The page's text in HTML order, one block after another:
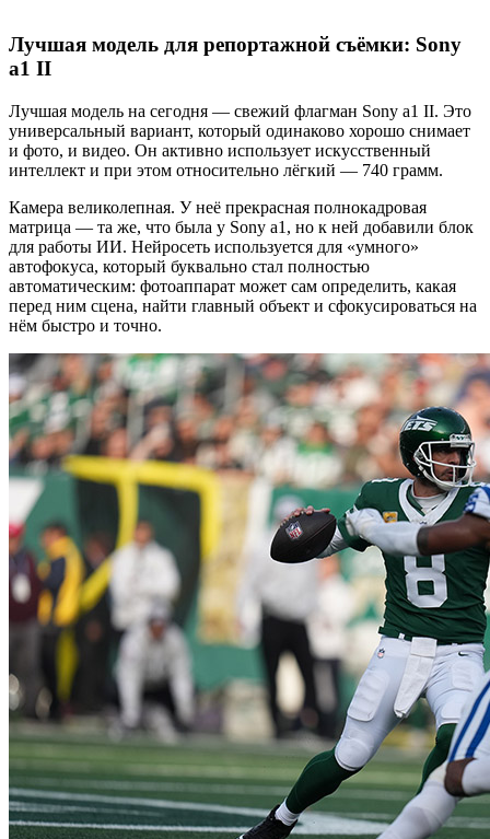
Лучшая модель для репортажной съёмки: Sony
a1 II
Лучшая модель на сегодня — свежий флагман Sony a1 II. Это
универсальный вариант, который одинаково хорошо снимает
и фото, и видео. Он активно использует искусственный
интеллект и при этом относительно лёгкий — 740 грамм.
Камера великолепная. У неё прекрасная полнокадровая
матрица — та же, что была у Sony a1, но к ней добавили блок
для работы ИИ. Нейросеть используется для «умного»
автофокуса, который буквально стал полностью
автоматическим: фотоаппарат может сам определить, какая
перед ним сцена, найти главный объект и сфокусироваться на
нём быстро и точно.